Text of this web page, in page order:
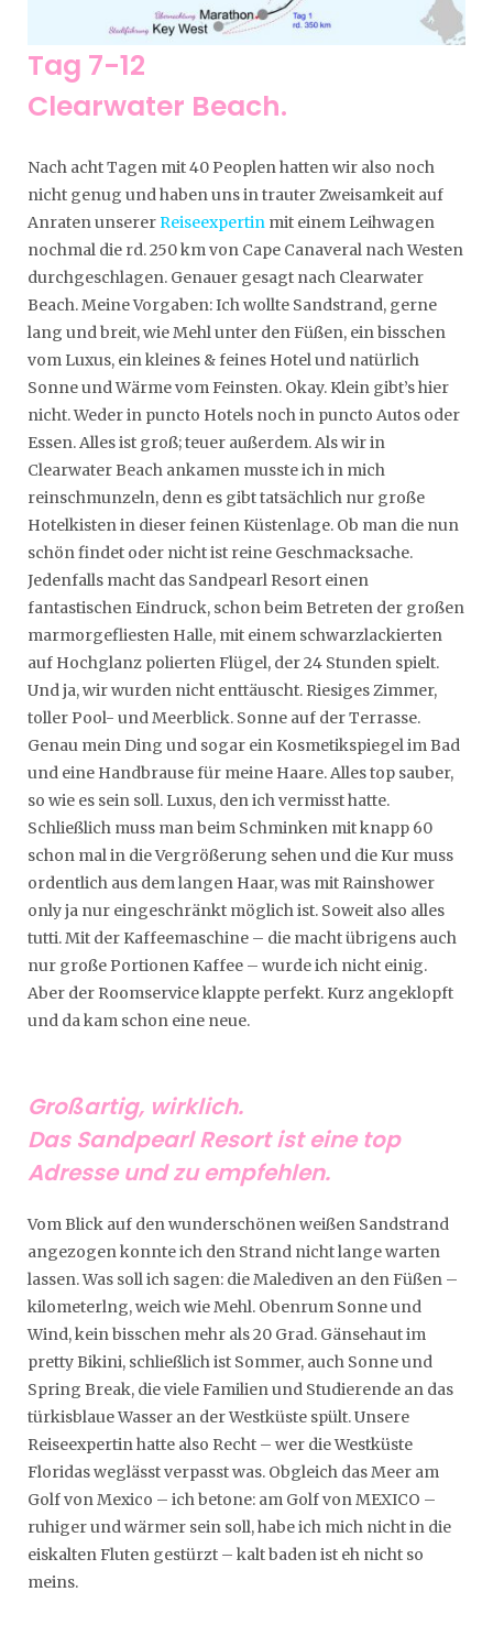
Tag 7-12
Clearwater Beach.
Nach acht Tagen mit 40 Peoplen hatten wir also noch
nicht genug und haben uns in trauter Zweisamkeit auf
Anraten unsererReiseexpertin mit einem Leihwagen
nochmal die rd. 250 km von Cape Canaveral nach Westen
durchgeschlagen. Genauer gesagt nach Clearwater
Beach. Meine Vorgaben: Ich wollte Sandstrand, gerne
lang und breit, wie Mehl unter den Füßen, ein bisschen
vom Luxus, ein kleines & feines Hotel und natürlich
Sonne und Wärme vom Feinsten. Okay. Klein gibt’s hier
nicht. Weder in puncto Hotels noch in puncto Autos oder
Essen. Alles ist groß; teuer außerdem. Als wir in
Clearwater Beach ankamen musste ich in mich
reinschmunzeln, denn es gibt tatsächlich nur große
Hotelkisten in dieser feinen Küstenlage. Ob man die nun
schön findet oder nicht ist reine Geschmacksache.
Jedenfalls macht das Sandpearl Resort einen
fantastischen Eindruck, schon beim Betreten der großen
marmorgefliesten Halle, mit einem schwarzlackierten
auf Hochglanz polierten Flügel, der 24 Stunden spielt.
Und ja, wir wurden nicht enttäuscht. Riesiges Zimmer,
toller Pool- und Meerblick. Sonne auf der Terrasse.
Genau mein Ding und sogar ein Kosmetikspiegel im Bad
und eine Handbrause für meine Haare. Alles top sauber,
so wie es sein soll. Luxus, den ich vermisst hatte.
Schließlich muss man beim Schminken mit knapp 60
schon mal in die Vergrößerung sehen und die Kur muss
ordentlich aus dem langen Haar, was mit Rainshower
only ja nur eingeschränkt möglich ist. Soweit also alles
tutti. Mit der Kaffeemaschine – die macht übrigens auch
nur große Portionen Kaffee – wurde ich nicht einig.
Aber der Roomservice klappte perfekt. Kurz angeklopft
und da kam schon eine neue.
Großartig, wirklich.
Das Sandpearl Resort ist eine top
Adresse und zu empfehlen.
Vom Blick auf den wunderschönen weißen Sandstrand
angezogen konnte ich den Strand nicht lange warten
lassen. Was soll ich sagen: die Malediven an den Füßen –
kilometerlng, weich wie Mehl. Obenrum Sonne und
Wind, kein bisschen mehr als 20 Grad. Gänsehaut im
pretty Bikini, schließlich ist Sommer, auch Sonne und
Spring Break, die viele Familien und Studierende an das
türkisblaue Wasser an der Westküste spült. Unsere
Reiseexpertin hatte also Recht – wer die Westküste
Floridas weglässt verpasst was. Obgleich das Meer am
Golf von Mexico – ich betone: am Golf von MEXICO –
ruhiger und wärmer sein soll, habe ich mich nicht in die
eiskalten Fluten gestürzt – kalt baden ist eh nicht so
meins.